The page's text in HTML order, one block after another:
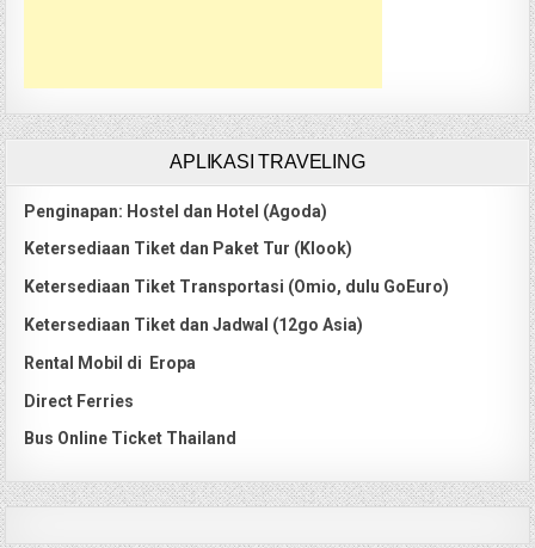
APLIKASI TRAVELING
Penginapan: Hostel dan Hotel (Agoda)
Ketersediaan Tiket dan Paket Tur (Klook)
Ketersediaan Tiket Transportasi (Omio, dulu GoEuro)
Ketersediaan Tiket dan Jadwal (12go Asia)
Rental Mobil di Eropa
Direct Ferries
Bus Online Ticket Thailand